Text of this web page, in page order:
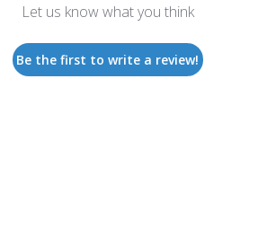
Let us know what you think
Be the first to write a review!